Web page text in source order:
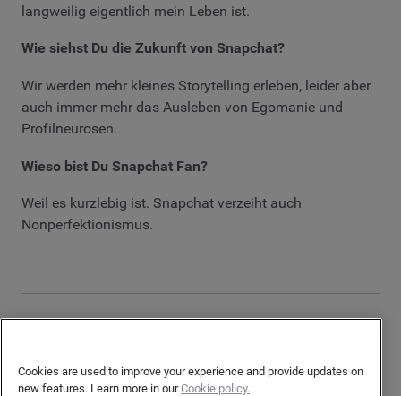
langweilig eigentlich mein Leben ist.
Wie siehst Du die Zukunft von Snapchat?
Wir werden mehr kleines Storytelling erleben, leider aber
auch immer mehr das Ausleben von Egomanie und
Profilneurosen.
Wieso bist Du Snapchat Fan?
Weil es kurzlebig ist. Snapchat verzeiht auch
Nonperfektionismus.
Cookies are used to improve your experience and provide updates on
new features. Learn more in ourCookie policy.